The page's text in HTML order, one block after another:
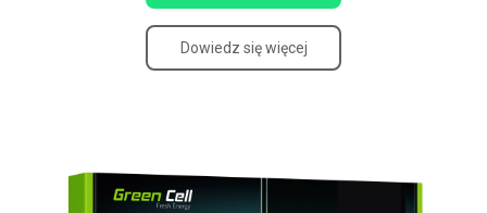
Dowiedz się więcej